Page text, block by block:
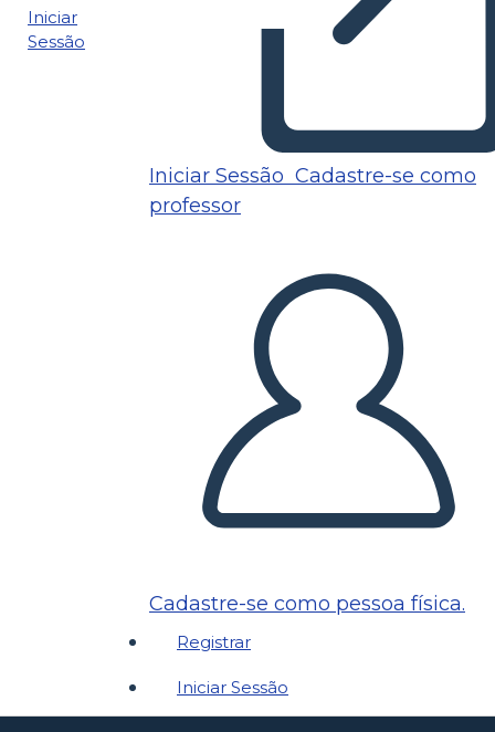
Iniciar
Sessão
Iniciar Sessão Cadastre-se como
professor
Cadastre-se como pessoa física.
Registrar
Iniciar Sessão